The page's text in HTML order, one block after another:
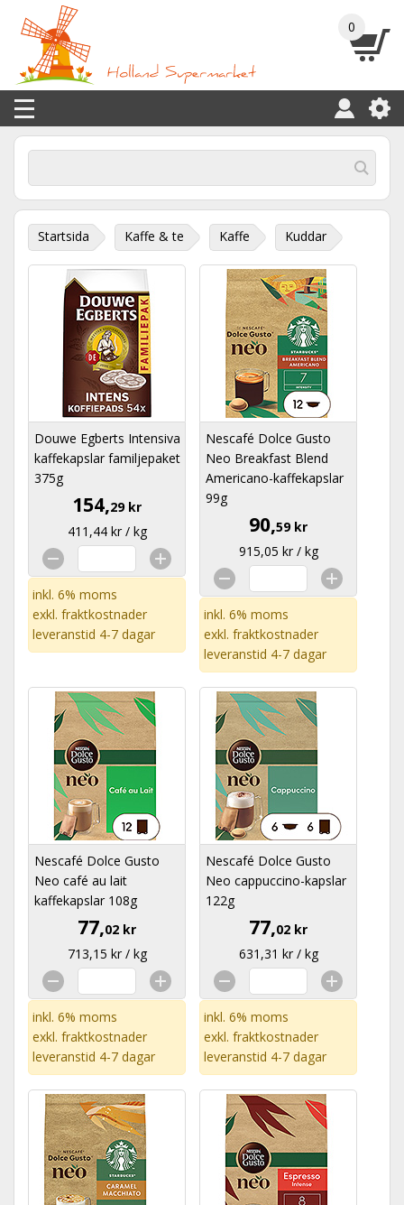
0
Startsida Kaffe & te Kaffe Kuddar
Douwe Egberts Intensiva
kaffekapslar familjepaket
375g
154,29 kr
411,44 kr / kg
inkl. 6% moms
exkl. fraktkostnader
leveranstid 4-7 dagar
Nescafé Dolce Gusto
Neo Breakfast Blend
Americano-kaffekapslar
99g
90,59 kr
915,05 kr / kg
inkl. 6% moms
exkl. fraktkostnader
leveranstid 4-7 dagar
Nescafé Dolce Gusto
Neo café au lait
kaffekapslar 108g
77,02 kr
713,15 kr / kg
inkl. 6% moms
exkl. fraktkostnader
leveranstid 4-7 dagar
Nescafé Dolce Gusto
Neo cappuccino-kapslar
122g
77,02 kr
631,31 kr / kg
inkl. 6% moms
exkl. fraktkostnader
leveranstid 4-7 dagar